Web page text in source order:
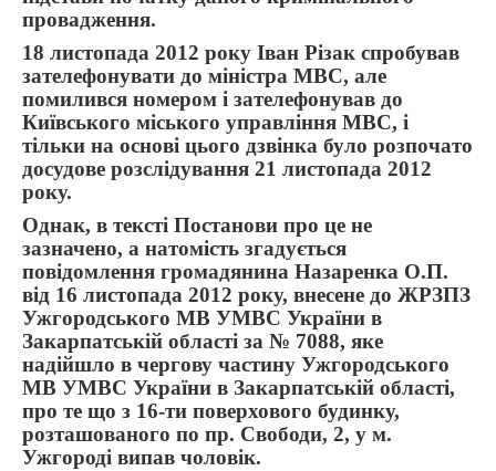
провадження.
18 листопада 2012 року Іван Різак спробував
зателефонувати до міністра МВС, але
помилився номером і зателефонував до
Київського міського управління МВС, і
тільки на основі цього дзвінка було розпочато
досудове розслідування 21 листопада 2012
року.
Однак, в тексті Постанови про це не
зазначено, а натомість згадується
повідомлення громадянина Назаренка О.П.
від 16 листопада 2012 року, внесене до ЖРЗПЗ
Ужгородського МВ УМВС України в
Закарпатській області за № 7088, яке
надійшло в чергову частину Ужгородського
МВ УМВС України в Закарпатській області,
про те що з 16-ти поверхового будинку,
розташованого по пр. Свободи, 2, у м.
Ужгороді випав чоловік.